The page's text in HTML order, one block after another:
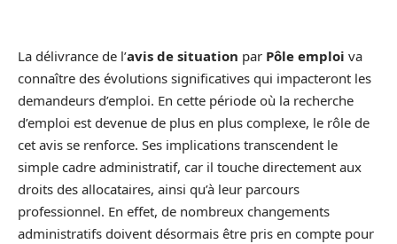
La délivrance de l’avis de situation par Pôle emploi va
connaître des évolutions significatives qui impacteront les
demandeurs d’emploi. En cette période où la recherche
d’emploi est devenue de plus en plus complexe, le rôle de
cet avis se renforce. Ses implications transcendent le
simple cadre administratif, car il touche directement aux
droits des allocataires, ainsi qu’à leur parcours
professionnel. En effet, de nombreux changements
administratifs doivent désormais être pris en compte pour